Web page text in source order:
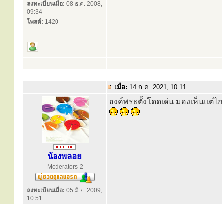
ลงทะเบียนเมื่อ: 08 ธ.ค. 2008,
09:34
โพสต์: 1420
เมื่อ: 14 ก.ค. 2021, 10:11
น้องพลอย
Moderators-2
ลงทะเบียนเมื่อ: 05 มิ.ย. 2009,
10:51
องค์พระตั้งโดดเด่น มองเห็นแต่